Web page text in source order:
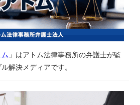
」はアトム法律事務所の弁護士が監
解決メディアです。